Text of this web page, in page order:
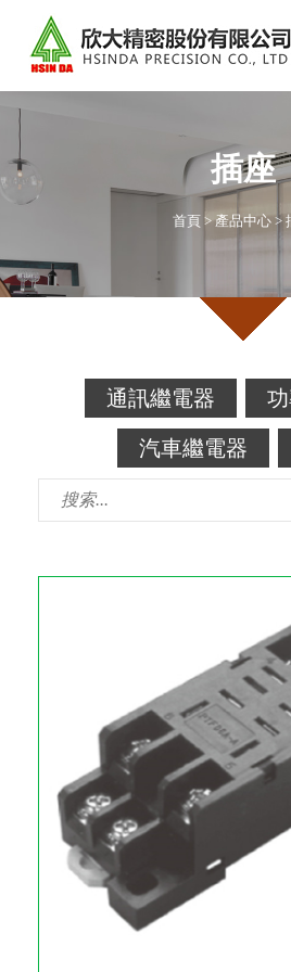
插座
首頁 >產品中心 >
通訊繼電器
汽車繼電器